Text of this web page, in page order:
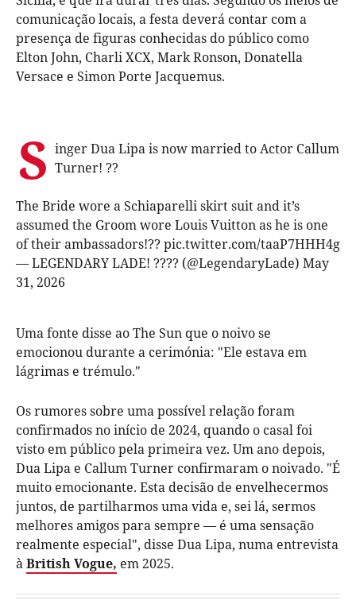
comunicação locais, a festa deverá contar com a
presença de figuras conhecidas do público como
Elton John, Charli XCX, Mark Ronson, Donatella
Versace e Simon Porte Jacquemus.
S inger Dua Lipa is now married to Actor Callum
Turner! ??
The Bride wore a Schiaparelli skirt suit and it’s
assumed the Groom wore Louis Vuitton as he is one
of their ambassadors!??pic.twitter.com/taaP7HHH4g
— LEGENDARY LADE! ???? (@LegendaryLade) May
31, 2026
Uma fonte disse ao The Sun que o noivo se
emocionou durante a cerimónia: "Ele estava em
lágrimas e trémulo."
Os rumores sobre uma possível relação foram
confirmados no início de 2024, quando o casal foi
visto em público pela primeira vez. Um ano depois,
Dua Lipa e Callum Turner confirmaram o noivado. "É
muito emocionante. Esta decisão de envelhecermos
juntos, de partilharmos uma vida e, sei lá, sermos
melhores amigos para sempre — é uma sensação
realmente especial", disse Dua Lipa, numa entrevista
àBritish Vogue, em 2025.